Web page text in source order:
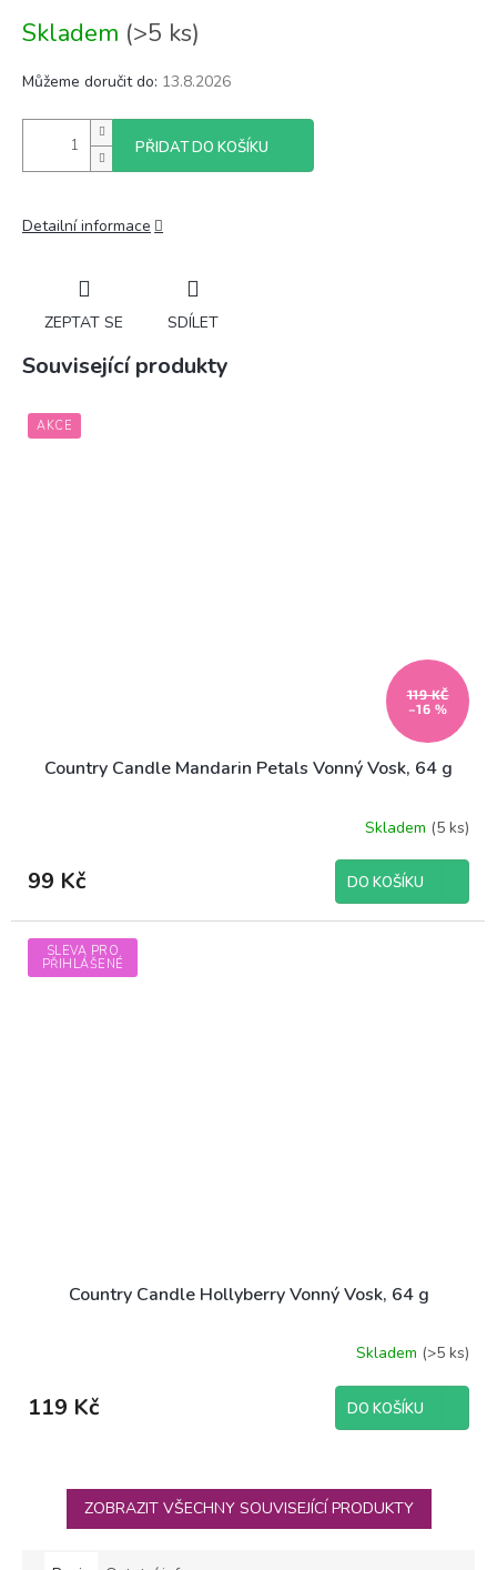
cena:
Skladem (>5 ks)
Můžeme doručit do: 13.8.2026
PŘIDAT DO KOŠÍKU
Detailní informace
ZEPTAT SE SDÍLET
Související produkty
AKCE
119 KČ
–16 %
Country Candle Mandarin Petals Vonný Vosk, 64 g
Skladem (5 ks)
99 Kč DO KOŠÍKU
SLEVA PRO
PŘIHLÁŠENÉ
Country Candle Hollyberry Vonný Vosk, 64 g
Skladem (>5 ks)
119 Kč DO KOŠÍKU
ZOBRAZIT VŠECHNY SOUVISEJÍCÍ PRODUKTY